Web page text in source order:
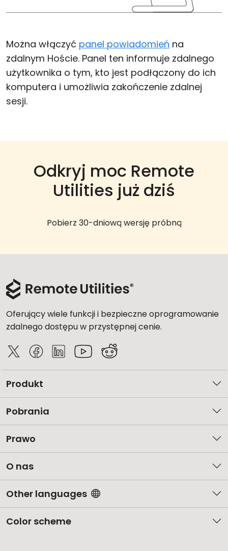
Można włączyć panel powiadomień na
zdalnym Hoście. Panel ten informuje zdalnego
użytkownika o tym, kto jest podłączony do ich
komputera i umożliwia zakończenie zdalnej
sesji.
Odkryj moc Remote
Utilities już dziś
Pobierz 30-dniową wersję próbną
Oferujący wiele funkcji i bezpieczne oprogramowanie
zdalnego dostępu w przystępnej cenie.
Produkt
Pobrania
Prawo
O nas
Other languages
Color scheme